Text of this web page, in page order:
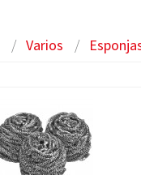
Varios